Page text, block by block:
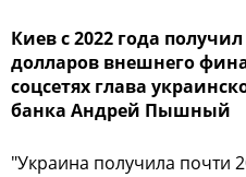
Киев с 2022 года
долларов внешнего
соцсетях глава
банка Андрей Пышный
"Украина получила почти